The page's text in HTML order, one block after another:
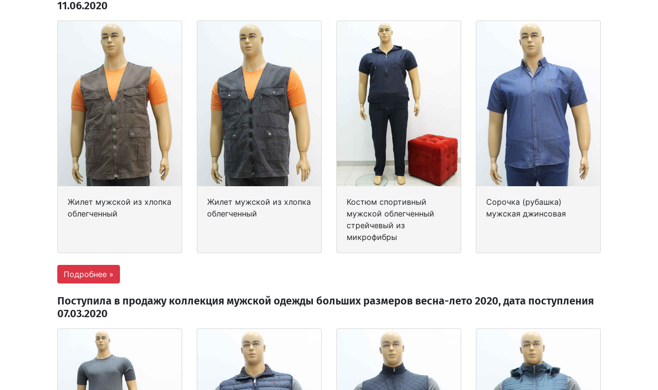
11.06.2020
Жилет мужской из хлопка
облегченный
Жилет мужской из хлопка
облегченный
Костюм спортивный
мужской облегченный
стрейчевый из
микрофибры
Сорочка (рубашка)
мужская джинсовая
Подробнее »
Поступила в продажу коллекция мужской одежды больших размеров весна-лето 2020, дата поступления
07.03.2020